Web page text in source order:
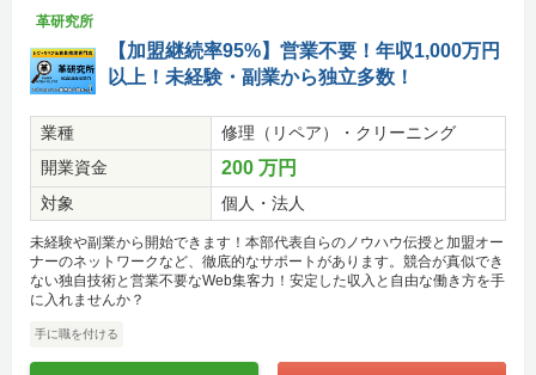
革研究所
【加盟継続率95%】営業不要！年収1,000万円
以上！未経験・副業から独立多数！
業種
修理（リペア）・クリーニング
開業資金
200 万円
対象 個人・法人
未経験や副業から開始できます！本部代表自らのノウハウ伝授と加盟オー
ナーのネットワークなど、徹底的なサポートがあります。競合が真似でき
ない独自技術と営業不要なWeb集客力！安定した収入と自由な働き方を手
に入れませんか？
手に職を付ける